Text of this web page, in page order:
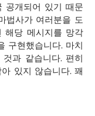
공개되어 있기 때문
법사가 여러분을 도
해당 메시지를 망각
구현했습니다. 마치
과 같습니다. 편히
있지 않습니다. 꽤